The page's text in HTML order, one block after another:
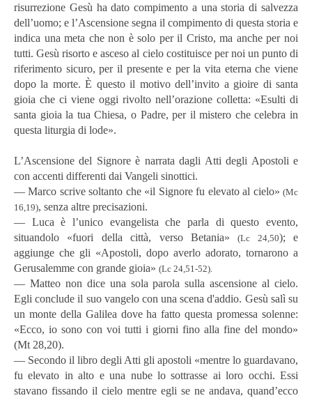
risurrezione Gesù ha dato compimento a una storia di salvezza
dell’uomo; e l’Ascensione segna il compimento di questa storia e
indica una meta che non è solo per il Cristo, ma anche per noi
tutti. Gesù risorto e asceso al cielo costituisce per noi un punto di
riferimento sicuro, per il presente e per la vita eterna che viene
dopo la morte. È questo il motivo dell’invito a gioire di santa
gioia che ci viene oggi rivolto nell’orazione colletta: «Esulti di
santa gioia la tua Chiesa, o Padre, per il mistero che celebra in
questa liturgia di lode».
L’Ascensione del Signore è narrata dagli Atti degli Apostoli e
con accenti differenti dai Vangeli sinottici.
― Marco scrive soltanto che «il Signore fu elevato al cielo» (Mc
16,19), senza altre precisazioni.
― Luca è l’unico evangelista che parla di questo evento,
situandolo «fuori della città, verso Betania»(Lc 24,50); e
aggiunge che gli «Apostoli, dopo averlo adorato, tornarono a
Gerusalemme con grande gioia» (Lc 24,51-52).
― Matteo non dice una sola parola sulla ascensione al cielo.
Egli conclude il suo vangelo con una scena d'addio. Gesù salì su
un monte della Galilea dove ha fatto questa promessa solenne:
«Ecco, io sono con voi tutti i giorni fino alla fine del mondo»
(Mt 28,20).
― Secondo il libro degli Atti gli apostoli «mentre lo guardavano,
fu elevato in alto e una nube lo sottrasse ai loro occhi. Essi
stavano fissando il cielo mentre egli se ne andava, quand’ecco